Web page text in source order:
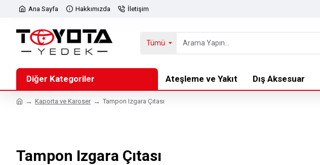
Ana Sayfa Hakkımızda İletişim
Tümü
Diğer Kategoriler Ateşleme ve Yakıt Dış Aksesuar
Kaporta ve Karoser Tampon Izgara Çıtası
Tampon Izgara Çıtası